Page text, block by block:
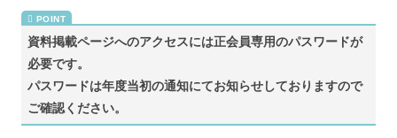
資料掲載ページへのアクセスには正会員専用のパスワードが
必要です。
パスワードは年度当初の通知にてお知らせしておりますので
ご確認ください。